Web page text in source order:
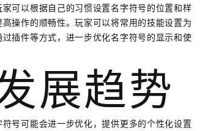
可以根据自己的习惯设置名字符号的位置和样
操作的顺畅性。玩家可以将常用的技能设置为
插件等方式，进一步优化名字符号的显示和使
展趋势
号可能会进一步优化，提供更多的个性化设置